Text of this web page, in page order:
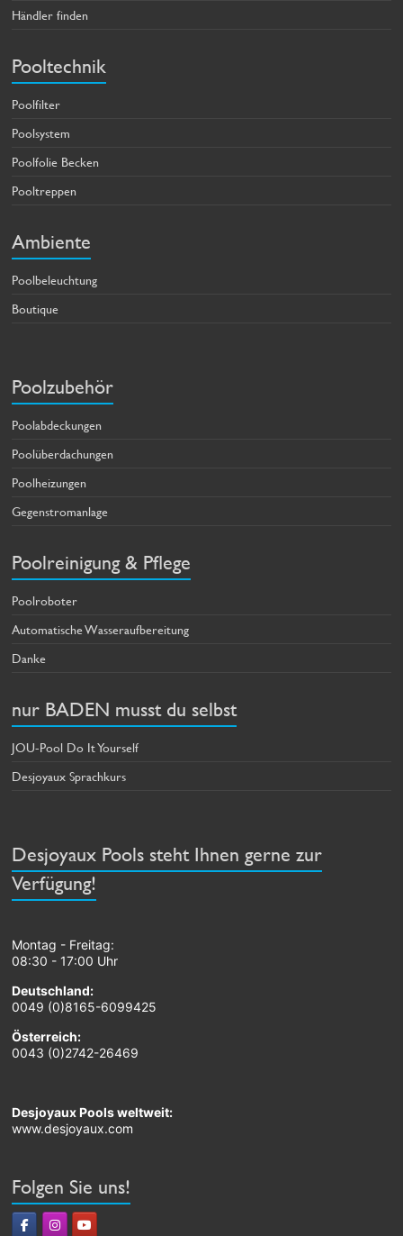
Händler finden
Pooltechnik
Poolfilter
Poolsystem
Poolfolie Becken
Pooltreppen
Ambiente
Poolbeleuchtung
Boutique
Poolzubehör
Poolabdeckungen
Poolüberdachungen
Poolheizungen
Gegenstromanlage
Poolreinigung & Pflege
Poolroboter
Automatische Wasseraufbereitung
Danke
nur BADEN musst du selbst
JOU-Pool Do It Yourself
Desjoyaux Sprachkurs
Desjoyaux Pools steht Ihnen gerne zur
Verfügung!
Montag - Freitag:
08:30 - 17:00 Uhr
Deutschland:
0049 (0)8165-6099425
Österreich:
0043 (0)2742-26469
Desjoyaux Pools weltweit:
www.desjoyaux.com
Folgen Sie uns!